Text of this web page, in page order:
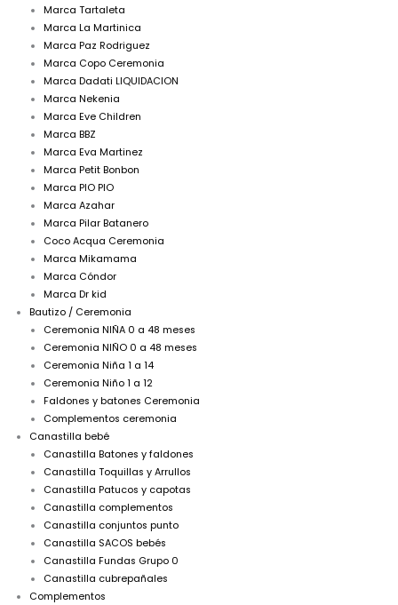
Marca Tartaleta
Marca La Martinica
Marca Paz Rodriguez
Marca Copo Ceremonia
Marca Dadati LIQUIDACION
Marca Nekenia
Marca Eve Children
Marca BBZ
Marca Eva Martinez
Marca Petit Bonbon
Marca PIO PIO
Marca Azahar
Marca Pilar Batanero
Coco Acqua Ceremonia
Marca Mikamama
Marca Cóndor
Marca Dr kid
Bautizo / Ceremonia
Ceremonia NIÑA 0 a 48 meses
Ceremonia NIÑO 0 a 48 meses
Ceremonia Niña 1 a 14
Ceremonia Niño 1 a 12
Faldones y batones Ceremonia
Complementos ceremonia
Canastilla bebé
Canastilla Batones y faldones
Canastilla Toquillas y Arrullos
Canastilla Patucos y capotas
Canastilla complementos
Canastilla conjuntos punto
Canastilla SACOS bebés
Canastilla Fundas Grupo 0
Canastilla cubrepañales
Complementos